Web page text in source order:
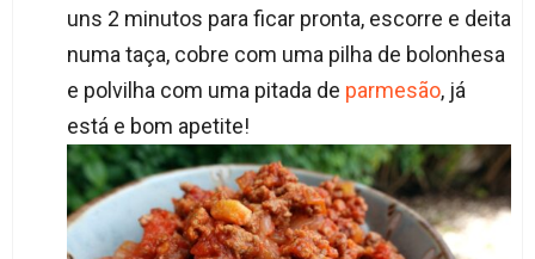
uns 2 minutos para ficar pronta, escorre e deita
numa taça, cobre com uma pilha de bolonhesa
e polvilha com uma pitada de parmesão, já
está e bom apetite!